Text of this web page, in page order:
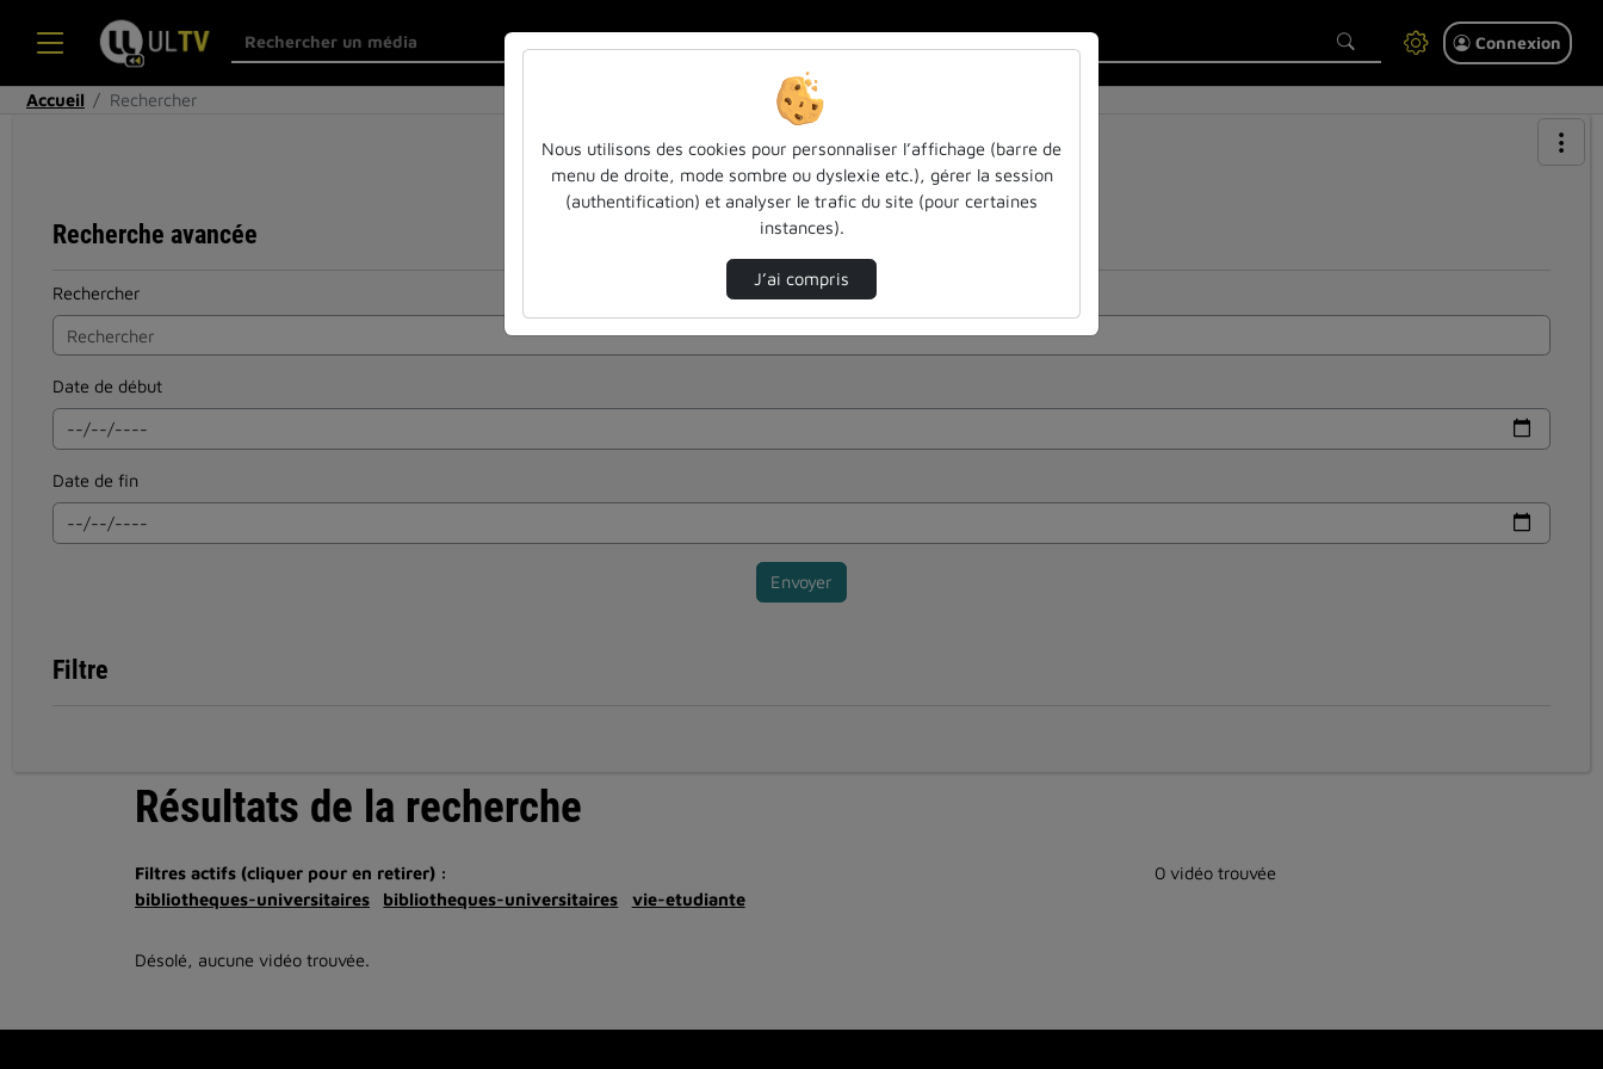
Connexion
Accueil Rechercher
Recherche avancée
Rechercher
Date de début
Date de fin
Envoyer
Filtre
Résultats de la recherche
Filtres actifs (cliquer pour en retirer) :
bibliotheques-universitaires
bibliotheques-universitaires vie-etudiante
0 vidéo trouvée
Désolé, aucune vidéo trouvée.
Nous utilisons des cookies pour personnaliser l’affichage (barre de
menu de droite, mode sombre ou dyslexie etc.), gérer la session
(authentification) et analyser le trafic du site (pour certaines
instances).
J’ai compris